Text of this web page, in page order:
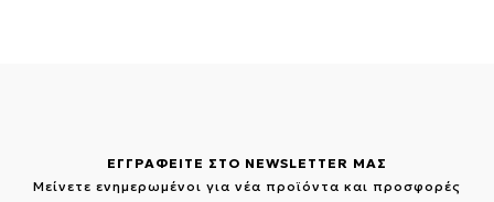
ΕΓΓΡΑΦΕΙΤΕ ΣΤΟ NEWSLETTER ΜΑΣ
Μείνετε ενημερωμένοι για νέα προϊόντα και προσφορές